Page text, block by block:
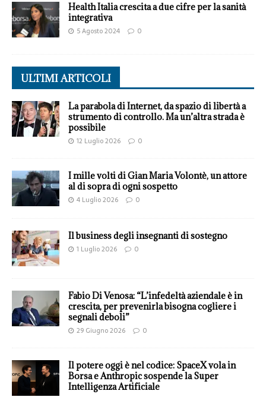
Health Italia crescita a due cifre per la sanità
integrativa
5 Agosto 2024 0
ULTIMI ARTICOLI
La parabola di Internet, da spazio di libertà a
strumento di controllo. Ma un’altra strada è
possibile
12 Luglio 2026 0
I mille volti di Gian Maria Volontè, un attore
al di sopra di ogni sospetto
4 Luglio 2026 0
Il business degli insegnanti di sostegno
1 Luglio 2026 0
Fabio Di Venosa: “L’infedeltà aziendale è in
crescita, per prevenirla bisogna cogliere i
segnali deboli”
29 Giugno 2026 0
Il potere oggi è nel codice: SpaceX vola in
Borsa e Anthropic sospende la Super
Intelligenza Artificiale